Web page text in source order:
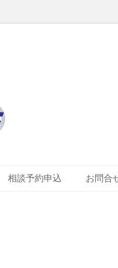
相談予約申込 お問合